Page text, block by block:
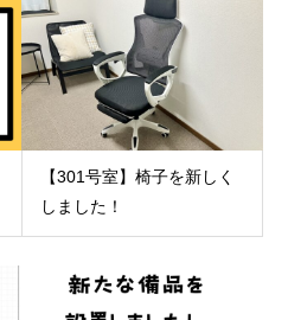
【301号室】椅子を新しく
しました！